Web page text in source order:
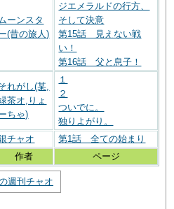
作者 ページ
ムーンスタ
(昔の旅人)
ジエメラルドの行方、
そして決意
第15話 見えない戦
い！
第16話 父と息子！
れがし(某,
茶オ,りょ
ちゃ)
１
２
ついでに。
独りよがり。
チャオ 第1話 全ての始まり
週刊チャオ